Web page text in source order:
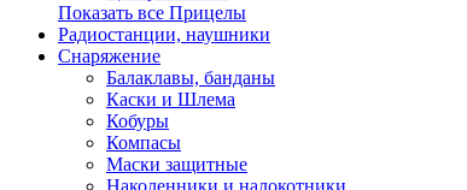
Показать все Прицелы
Радиостанции, наушники
Снаряжение
Балаклавы, банданы
Каски и Шлема
Кобуры
Компасы
Маски защитные
Наколенники и налокотники